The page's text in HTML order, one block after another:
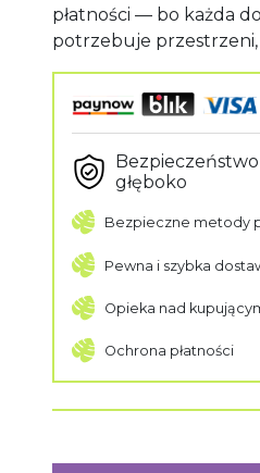
płatności — bo każda
potrzebuje
głęboko
Bezpieczne metody
Pewna i szybka
Opieka nad
Ochrona płatności